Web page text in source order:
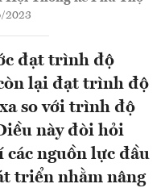
2023
đạt trình độ
lại đạt trình độ
so với trình độ
này đòi hỏi
nguồn lực đầu
triển nhằm nâng